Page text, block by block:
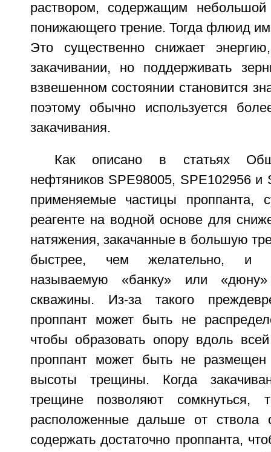
раствором, содержащим
понижающего трение. Тогда флюид
Это существенно снижает
закачивании, но поддерживать
взвешенном состоянии становится
поэтому обычно используется
закачивания.
Как описано в статьях
нефтяников SPE98005, SPE102956 и
применяемые частицы проппанта,
реагенте на водной основе для
натяжения, закачанные в большую
быстрее, чем желательно, и
называемую «банку» или
скважины. Из-за такого
проппант может быть не
чтобы образовать опору вдоль
проппант может быть не размещен
высоты трещины. Когда
трещине позволяют сомкнуться,
расположенные дальше от ствола
содержать достаточно проппанта,